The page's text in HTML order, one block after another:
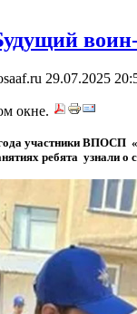
воин-
29.07.2025
участники ВПОСП
ребята узнали